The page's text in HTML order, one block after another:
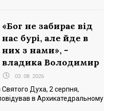
«Бог не забирає від
нас бурі, але йде в
них з нами», -
владика Володимир
03. 08. 2026
Святого Духа, 2 серпня,
в Архикатедральному